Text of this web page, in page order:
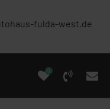
fulda-west.de
0